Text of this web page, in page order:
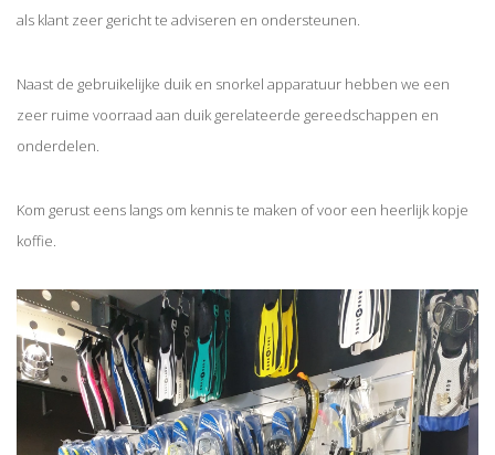
als klant zeer gericht te adviseren en ondersteunen.
Naast de gebruikelijke duik en snorkel apparatuur hebben we een
zeer ruime voorraad aan duik gerelateerde gereedschappen en
onderdelen.
Kom gerust eens langs om kennis te maken of voor een heerlijk kopje
koffie.